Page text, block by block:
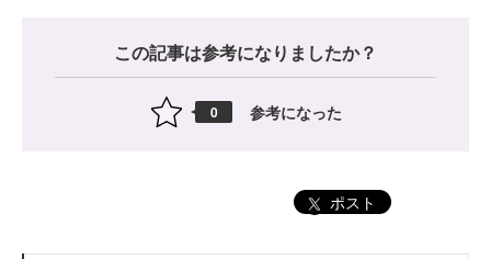
この記事は参考になりましたか？
0 参考になった
ポスト